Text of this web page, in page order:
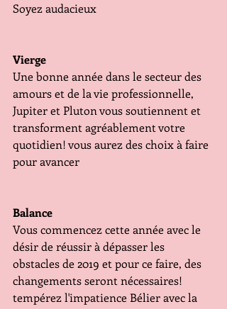
Soyez audacieux
Vierge
Une bonne année dans le secteur des
amours et de la vie professionnelle,
Jupiter et Pluton vous soutiennent et
transforment agréablement votre
quotidien! vous aurez des choix à faire
pour avancer
Balance
Vous commencez cette année avec le
désir de réussir à dépasser les
obstacles de 2019 et pour ce faire, des
changements seront nécessaires!
tempérez l'impatience Bélier avec la